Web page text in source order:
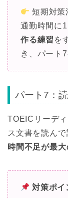
短期対策
通勤時間に
作る練習 を
き、パート
パート7：
TOEICリーデ
ス文書を読んで
時間不足が最大
対策ポイ